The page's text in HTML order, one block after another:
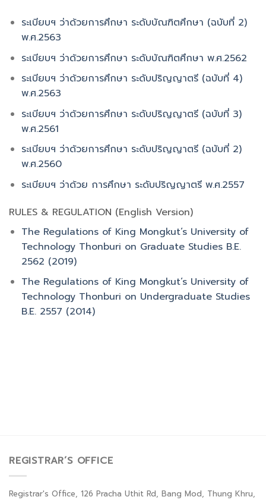
ระเบียบฯ ว่าด้วยการศึกษา ระดับบัณฑิตศึกษา (ฉบับที่ 2)
พ.ศ.2563
ระเบียบฯ ว่าด้วยการศึกษา ระดับบัณฑิตศึกษา พ.ศ.2562
ระเบียบฯ ว่าด้วยการศึกษา ระดับปริญญาตรี (ฉบับที่ 4)
พ.ศ.2563
ระเบียบฯ ว่าด้วยการศึกษา ระดับปริญญาตรี (ฉบับที่ 3)
พ.ศ.2561
ระเบียบฯ ว่าด้วยการศึกษา ระดับปริญญาตรี (ฉบับที่ 2)
พ.ศ.2560
ระเบียบฯ ว่าด้วย การศึกษา ระดับปริญญาตรี พ.ศ.2557
RULES & REGULATION (English Version)
The Regulations of King Mongkut’s University of
Technology Thonburi on Graduate Studies B.E.
2562 (2019)
The Regulations of King Mongkut’s University of
Technology Thonburi on Undergraduate Studies
B.E. 2557 (2014)
REGISTRAR’S OFFICE
Registrar's Office, 126 Pracha Uthit Rd, Bang Mod, Thung Khru,